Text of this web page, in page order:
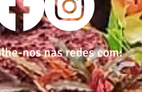
nos nas redes com: